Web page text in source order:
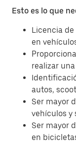
Esto es lo que
Licencia
en
realizar
autos,
Ser mayor
vehículos y
Ser mayor
en